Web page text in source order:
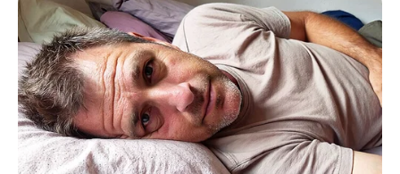
ดูดวง
เบอร์โทร คน Keep look เป๊ะทุกมุมดูดี
ทุกองศา คุณล่ะมีเลขคู่นี้ไหม